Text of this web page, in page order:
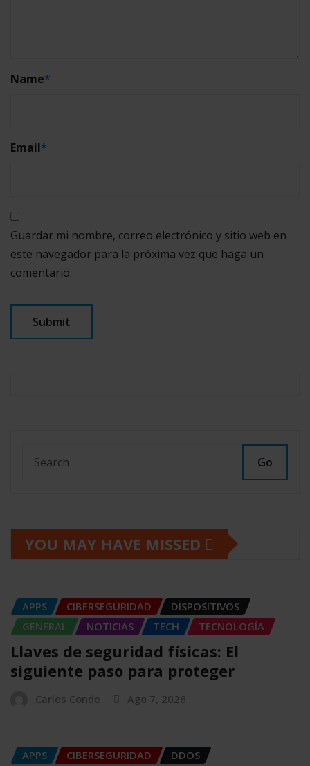
Name*
Email*
Guardar mi nombre, correo electrónico y sitio web en
este navegador para la próxima vez que haga un
comentario.
Go
YOU MAY HAVE MISSED
APPS CIBERSEGURIDAD
DISPOSITIVOS
GENERAL
NOTICIAS TECH TECNOLOGÍA
Llaves de seguridad físicas: El
siguiente paso para proteger
Carlos Conde Ago 7, 2026
APPS CIBERSEGURIDAD
DDOS